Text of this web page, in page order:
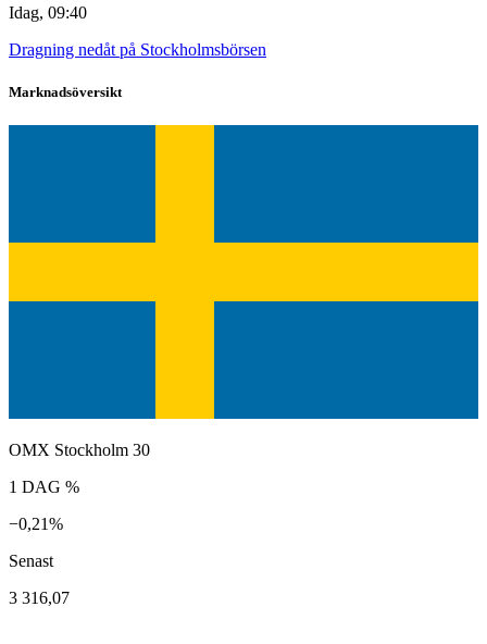
Idag, 09:40
Dragning nedåt på Stockholmsbörsen
Marknadsöversikt
OMX Stockholm 30
1 DAG %
−0,21%
Senast
3 316,07